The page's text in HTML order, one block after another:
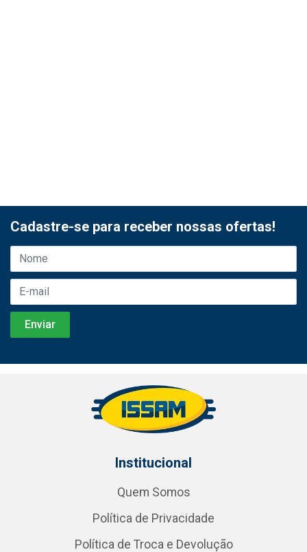
Cadastre-se para receber nossas ofertas!
Institucional
Quem Somos
Política de Privacidade
Política de Troca e Devolução